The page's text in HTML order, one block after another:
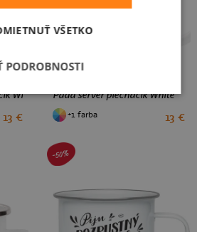
White
13 €
Padá server plecháčik White
+1 farba 13 €
-50%
VŠETKO
PODROBNOSTI